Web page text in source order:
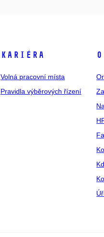
Kariéra
Volná pracovní místa
Pravidla výběrových řízení